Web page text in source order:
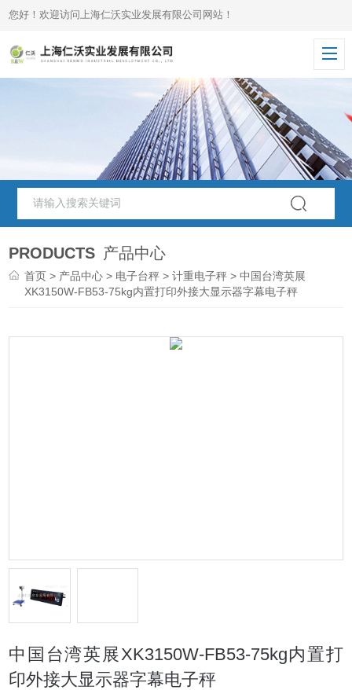
您好！欢迎访问上海仁沃实业发展有限公司网站！
PRODUCTS 产品中心
首页 > 产品中心 > 电子台秤 >计重电子秤 > 中国台湾英展
XK3150W-FB53-75kg内置打印外接大显示器字幕电子秤
中国台湾英展XK3150W-FB53-75kg内置打
印外接大显示器字幕电子秤